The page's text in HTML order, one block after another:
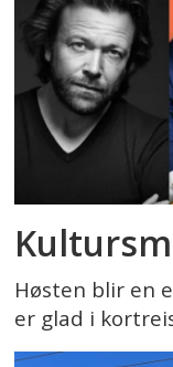
Høsten blir en
er glad i